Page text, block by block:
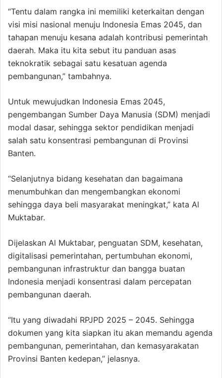
“Tentu dalam rangka ini memiliki keterkaitan dengan
visi misi nasional menuju Indonesia Emas 2045, dan
tahapan menuju kesana adalah kontribusi pemerintah
daerah. Maka itu kita sebut itu panduan asas
teknokratik sebagai satu kesatuan agenda
pembangunan,” tambahnya.
Untuk mewujudkan Indonesia Emas 2045,
pengembangan Sumber Daya Manusia (SDM) menjadi
modal dasar, sehingga sektor pendidikan menjadi
salah satu konsentrasi pembangunan di Provinsi
Banten.
“Selanjutnya bidang kesehatan dan bagaimana
menumbuhkan dan mengembangkan ekonomi
sehingga daya beli masyarakat meningkat,” kata Al
Muktabar.
Dijelaskan Al Muktabar, penguatan SDM, kesehatan,
digitalisasi pemerintahan, pertumbuhan ekonomi,
pembangunan infrastruktur dan bangga buatan
Indonesia menjadi konsentrasi dalam percepatan
pembangunan daerah.
“Itu yang diwadahi RPJPD 2025 – 2045. Sehingga
dokumen yang kita siapkan itu akan memandu agenda
pembangunan, pemerintahan, dan kemasyarakatan
Provinsi Banten kedepan,” jelasnya.